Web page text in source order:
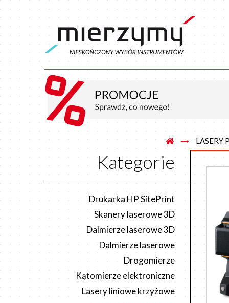
→ LASERY
Kategorie
Drukarka HP SitePrint
Skanery laserowe 3D
Dalmierze laserowe 3D
Dalmierze laserowe
Drogomierze
Kątomierze elektroniczne
Lasery liniowe krzyżowe